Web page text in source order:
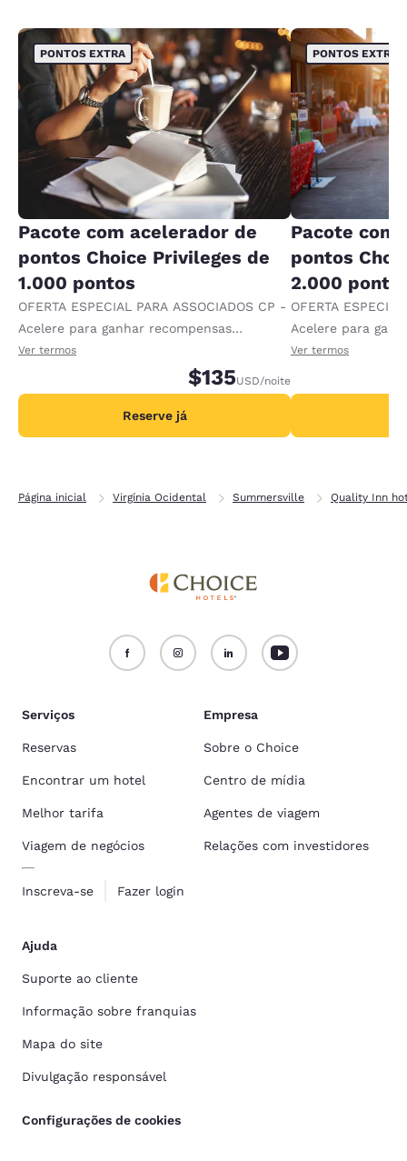
PONTOS EXTRA
Pacote com acelerador de
pontos Choice Privileges de
1.000 pontos
OFERTA ESPECIAL PARA ASSOCIADOS CP -
Acelere para ganhar recompensas
recebendo 1.000 pontos extras por diária.
Ver termos
$135USD/noite
Reserve já
PONTOS EXTRA
Pacote com
pontos
2.000
OFERTA
Acelere para
recebendo 2.000
Ver termos
Página inicial Virgínia Ocidental Summersville Quality Inn
Serviços
Reservas
Encontrar um hotel
Melhor tarifa
Viagem de negócios
Inscreva-se Fazer login
Empresa
Sobre o Choice
Centro de mídia
Agentes de viagem
Relações com investidores
Ajuda
Suporte ao cliente
Informação sobre franquias
Mapa do site
Divulgação responsável
Configurações de cookies